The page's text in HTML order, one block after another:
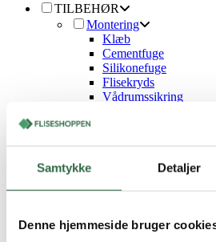
Samtykke Detaljer
Denne hjemmeside bruger
TILBEHØR
Montering
Klæb
Cementfuge
Silikonefuge
Flisekryds
Vådrumssikring
Fliseprofiler
Showroom